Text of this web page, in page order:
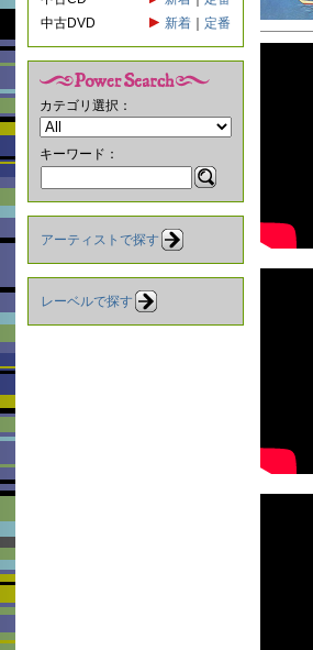
中古DVD
新着 定番
カテゴリ選択：
キーワード：
アーティストで探す
レーベルで探す